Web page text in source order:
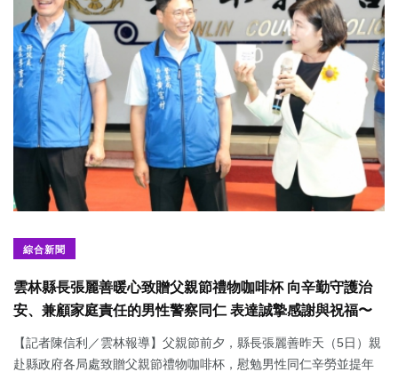
綜合新聞
雲林縣長張麗善暖心致贈父親節禮物咖啡杯 向辛勤守護治
安、兼顧家庭責任的男性警察同仁 表達誠摯感謝與祝福〜
【記者陳信利／雲林報導】父親節前夕，縣長張麗善昨天（5日）親
赴縣政府各局處致贈父親節禮物咖啡杯，慰勉男性同仁辛勞並提年